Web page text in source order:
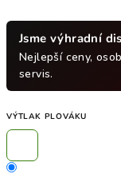
Jsme výhradní
Nejlepší ceny,
servis.
VÝTLAK PLOVÁKU